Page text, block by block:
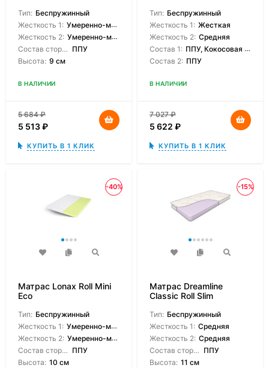
Тип: Беспружинный
Жесткость 1: Умеренно-мягкая
Жесткость 2: Умеренно-мягкая
Состав сторон: ППУ
Высота: 9 см
В НАЛИЧИИ
5 684₽
5 513₽
КУПИТЬ В 1 КЛИК
Тип: Беспружинный
Жесткость 1: Жесткая
Жесткость 2: Средняя
Состав 1: ППУ, Кокосовая койра
Состав 2: ППУ
В НАЛИЧИИ
7 027₽
5 622 ₽
КУПИТЬ В 1 КЛИК
-40%
Матрас Lonax Roll Mini
Eco
Тип: Беспружинный
Жесткость 1: Умеренно-мягкая
Жесткость 2: Умеренно-мягкая
Состав сторон: ППУ
Высота: 10 см
-15%
Матрас Dreamline
Classic Roll Slim
Тип: Беспружинный
Жесткость 1: Средняя
Жесткость 2: Средняя
Состав сторон: ППУ
Высота: 11 см